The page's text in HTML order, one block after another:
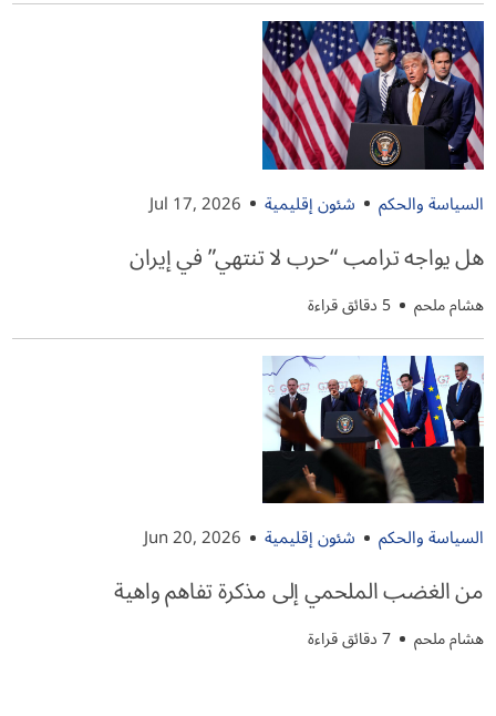
السياسة والحكم شئون إقليمية Jul 17, 2026
هل يواجه ترامب “حرب لا تنتهي” في إيران
هشام ملحم 5 دقائق قراءة
السياسة والحكم شئون إقليمية Jun 20, 2026
من الغضب الملحمي إلى مذكرة تفاهم واهية
هشام ملحم 7 دقائق قراءة